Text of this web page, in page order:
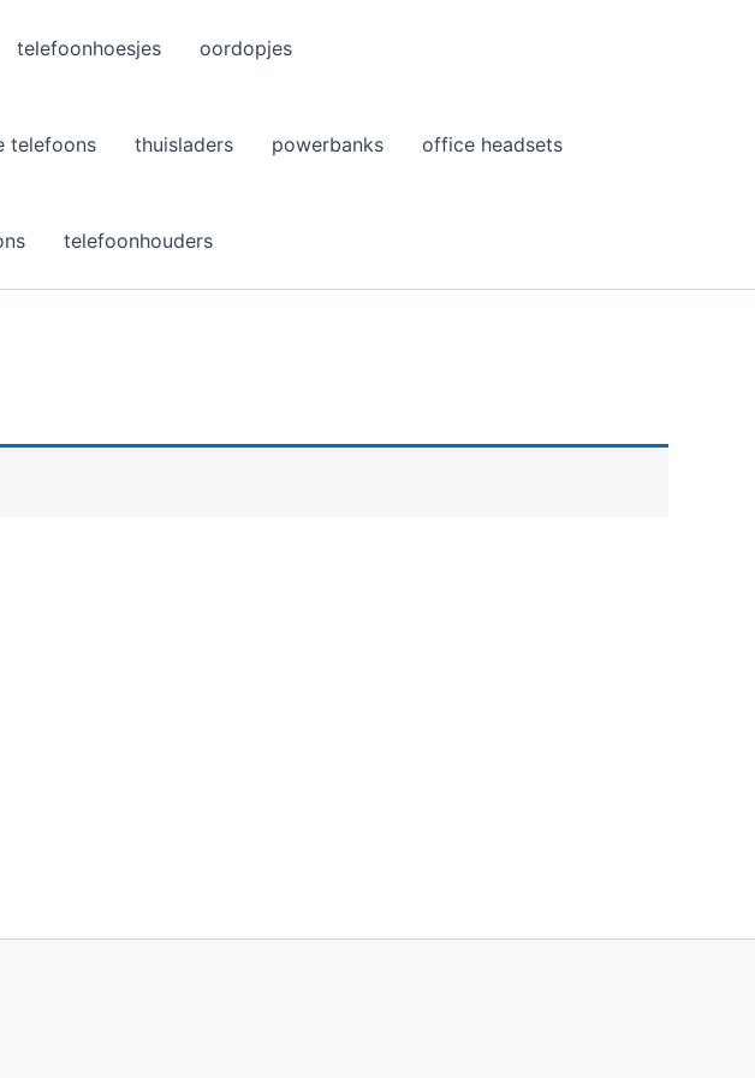
telefoonhoesjes oordopjes
telefoons thuisladers powerbanks office headsets
telefoonhouders